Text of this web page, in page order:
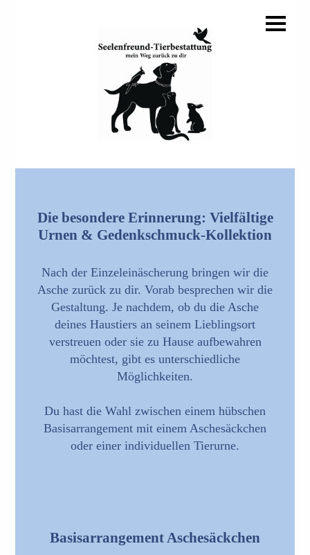
Die besondere Erinnerung: Vielfältige
Urnen & Gedenkschmuck-Kollektion
Nach der Einzeleinäscherung bringen wir die
Asche zurück zu dir. Vorab besprechen wir die
Gestaltung. Je nachdem, ob du die Asche
deines Haustiers an seinem Lieblingsort
verstreuen oder sie zu Hause aufbewahren
möchtest, gibt es unterschiedliche
Möglichkeiten.
Du hast die Wahl zwischen einem hübschen
Basisarrangement mit einem Aschesäckchen
oder einer individuellen Tierurne.
Basisarrangement Aschesäckchen